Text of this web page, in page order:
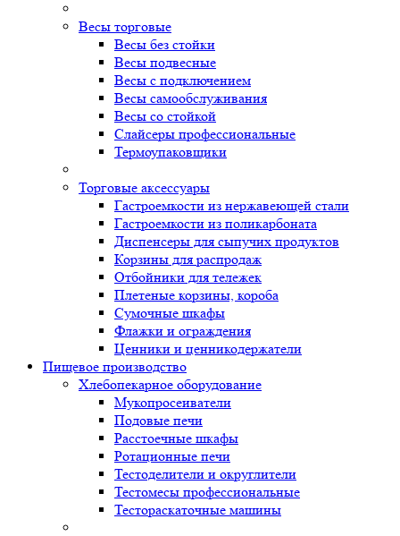
Весы торговые
Весы без стойки
Весы подвесные
Весы с подключением
Весы самообслуживания
Весы со стойкой
Слайсеры профессиональные
Термоупаковщики
Торговые аксессуары
Гастроемкости из нержавеющей стали
Гастроемкости из поликарбоната
Диспенсеры для сыпучих продуктов
Корзины для распродаж
Отбойники для тележек
Плетеные корзины, короба
Сумочные шкафы
Флажки и ограждения
Ценники и ценникодержатели
Пищевое производство
Хлебопекарное оборудование
Мукопросеиватели
Подовые печи
Расстоечные шкафы
Ротационные печи
Тестоделители и округлители
Тестомесы профессиональные
Тестораскаточные машины